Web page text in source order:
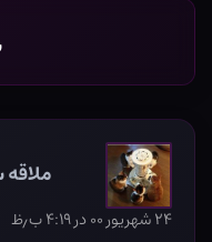
۲۴ شهریور ۰۰ در ۴:۱۹ ب٫ظ